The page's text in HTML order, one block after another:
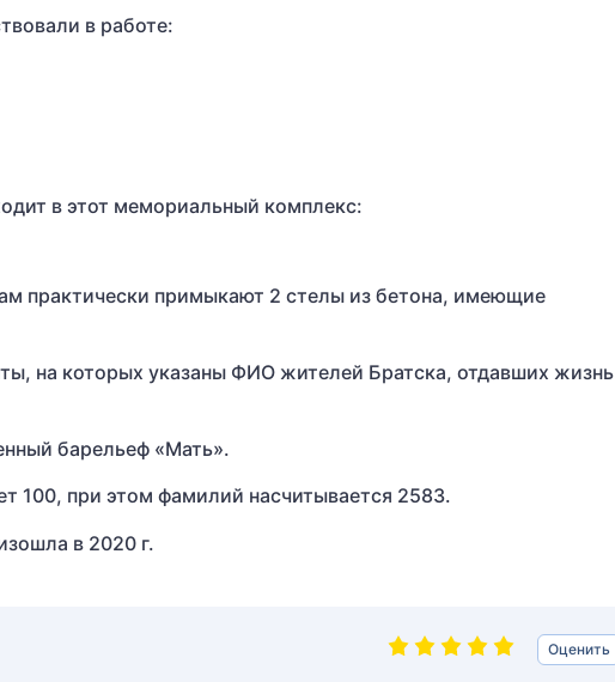
в работе:
в этот мемориальный комплекс:
практически примыкают 2 стелы из бетона, имеющие
на которых указаны ФИО жителей Братска, отдавших жизнь
барельеф «Мать».
100, при этом фамилий насчитывается 2583.
в 2020 г.
Оценить